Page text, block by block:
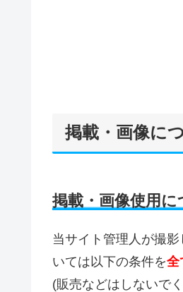
掲載・画像に
掲載・画像使用に
当サイト管理人が撮
いては以下の条件を全
(販売などはしないで